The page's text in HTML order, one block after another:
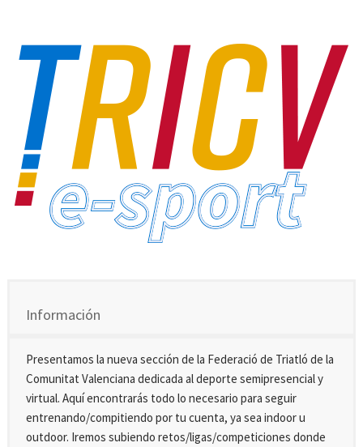
Información
Presentamos la nueva sección de la Federació de Triatló de la
Comunitat Valenciana dedicada al deporte semipresencial y
virtual. Aquí encontrarás todo lo necesario para seguir
entrenando/compitiendo por tu cuenta, ya sea indoor u
outdoor. Iremos subiendo retos/ligas/competiciones donde